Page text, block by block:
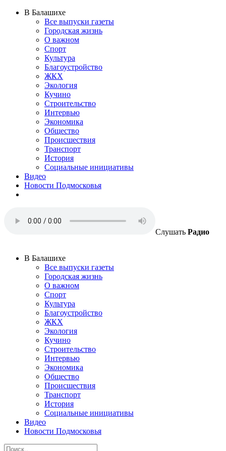
В Балашихе
Все выпуски газеты
Городская жизнь
О важном
Спорт
Культура
Благоустройство
ЖКХ
Экология
Кучино
Строительство
Интервью
Экономика
Общество
Происшествия
Транспорт
История
Социальные инициативы
Видео
Новости Подмосковья
Слушать Радио
В Балашихе
Все выпуски газеты
Городская жизнь
О важном
Спорт
Культура
Благоустройство
ЖКХ
Экология
Кучино
Строительство
Интервью
Экономика
Общество
Происшествия
Транспорт
История
Социальные инициативы
Видео
Новости Подмосковья